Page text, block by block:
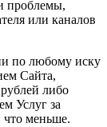
проблемы,
или каналов
по любому иску
Сайта,
либо
Услуг за
что меньше.